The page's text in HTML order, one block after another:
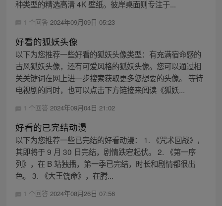
种类型的精选高清 4K 壁纸。彼岸桌面则专注于...
1 个回答 2024年09月09日 05:23
好看的狐妖头像
以下为您推荐一些好看的狐妖头像类型：有充满宿命感的
古风狐妖头像，还有可爱风格的狐妖头像。您可以通过相
关关键词在网上进一步搜索获取更多您想要的头像。 等待
电视剧的同时，也可以点击下方链接来阅读《狐妖...
1 个回答 2024年09月04日 21:02
好看的已完结动漫
以下为您推荐一些已完结的好看动漫： 1. 《咒术回战》，
其即将于 9 月 30 日完结，剧情跌宕起伏。 2. 《第一序
列》，在 B 站独播，第一季已完结，时长和剧情都很出
色。 3. 《大王饶命》，在腾...
1 个回答 2024年08月26日 07:56